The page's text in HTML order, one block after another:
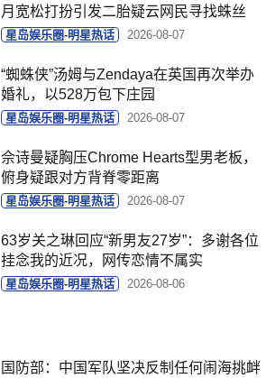
月宽松打扮引发二胎疑云网民寻找蛛丝
星岛娱乐圈-明星热话 2026-08-07
“蜘蛛侠”汤姆与Zendaya在英国再次举办
婚礼，以528万包下庄园
星岛娱乐圈-明星热话 2026-08-07
佘诗曼疑胸压Chrome Hearts型男老板，
俯身疑跟对方背脊零距离
星岛娱乐圈-明星热话 2026-08-07
63岁关之琳回应“新男友27岁”：多谢各位
挂念我的近况，网传恋情不属实
星岛娱乐圈-明星热话 2026-08-06
国防部：中国军队坚决反制任何闹海挑衅